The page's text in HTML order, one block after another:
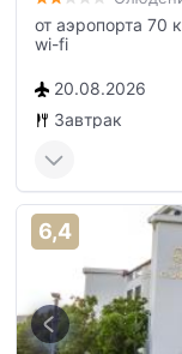
от аэропорта 70
wi-fi
20.08.2026
Завтрак
6,4